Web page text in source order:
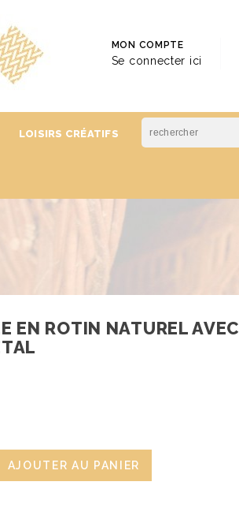
MON COMPTE
Se connecter ici
LOISIRS CRÉATIFS
EN ROTIN NATUREL AVEC
AJOUTER AU PANIER